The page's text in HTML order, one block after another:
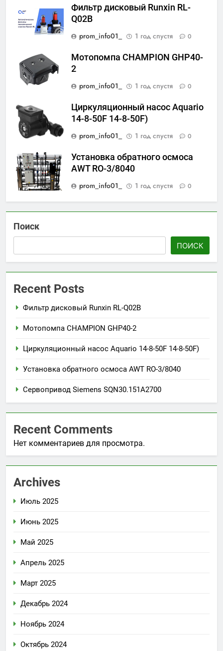
Фильтр дисковый Runxin RL-
Q02B
prom_info01_
1 год спустя 0
Мотопомпа CHAMPION GHP40-
2
prom_info01_
1 год спустя 0
Циркуляционный насос Aquario
14-8-50F 14-8-50F)
prom_info01_
1 год спустя 0
Установка обратного осмоса
AWT RO-3/8040
prom_info01_
1 год спустя 0
Поиск
ПОИСК
Recent Posts
Фильтр дисковый Runxin RL-Q02B
Мотопомпа CHAMPION GHP40-2
Циркуляционный насос Aquario 14-8-50F 14-8-50F)
Установка обратного осмоса AWT RO-3/8040
Сервопривод Siemens SQN30.151A2700
Recent Comments
Нет комментариев для просмотра.
Archives
Июль 2025
Июнь 2025
Май 2025
Апрель 2025
Март 2025
Декабрь 2024
Ноябрь 2024
Октябрь 2024